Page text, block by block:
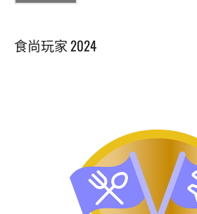
食尚玩家 2024